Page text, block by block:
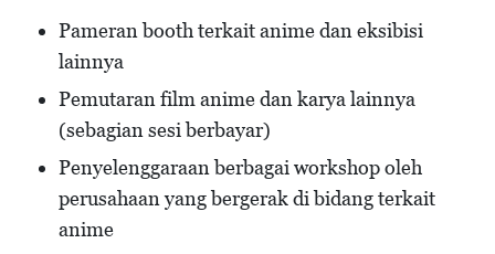
Pameran booth terkait anime dan eksibisi
lainnya
Pemutaran film anime dan karya lainnya
(sebagian sesi berbayar)
Penyelenggaraan berbagai workshop oleh
perusahaan yang bergerak di bidang terkait
anime